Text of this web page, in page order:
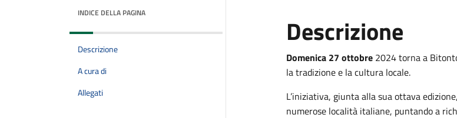
INDICE DELLA PAGINA
Descrizione
A cura di
Allegati
Descrizione
Domenica 27 ottobre 2024 torna a
la tradizione e la cultura locale.
L’iniziativa, giunta alla sua ottava
numerose località italiane, puntando a